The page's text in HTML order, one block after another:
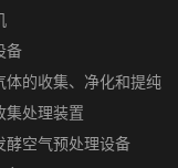
备
体的收集、净化和提纯
集处理装置
酵空气预处理设备